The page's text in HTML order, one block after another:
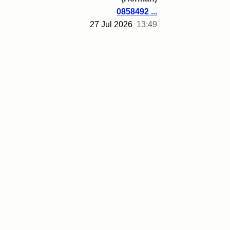
0858492 ...
27 Jul 2026 13:49